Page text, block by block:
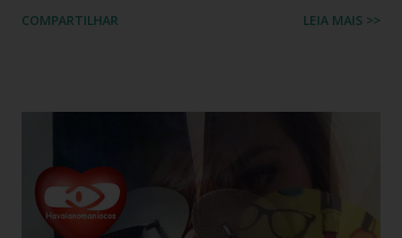
coração dos consumidores em todo o mundo. Hoje, a marca
também oferece bolsas, mochilas e acessórios, solidificando
sua presença na moda e na cultura popular. A Havaianas tem
colaborado com diversas marcas e celebridades ao longo
COMPARTILHAR LEIA MAIS >>